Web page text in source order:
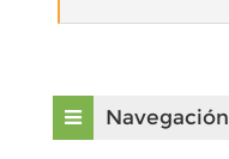
Bloques
Navegación